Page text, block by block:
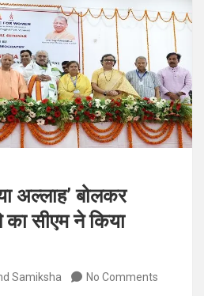
ने वैश्विक स्तर पर संस्कृत के प्रसार
अल्लाह’ बोलकर
सीएम ने किया
Samiksha No Comments